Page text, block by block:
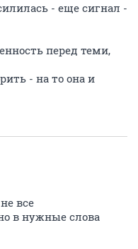
- еще сигнал -
перед теми,
- на то она и
все
в нужные слова